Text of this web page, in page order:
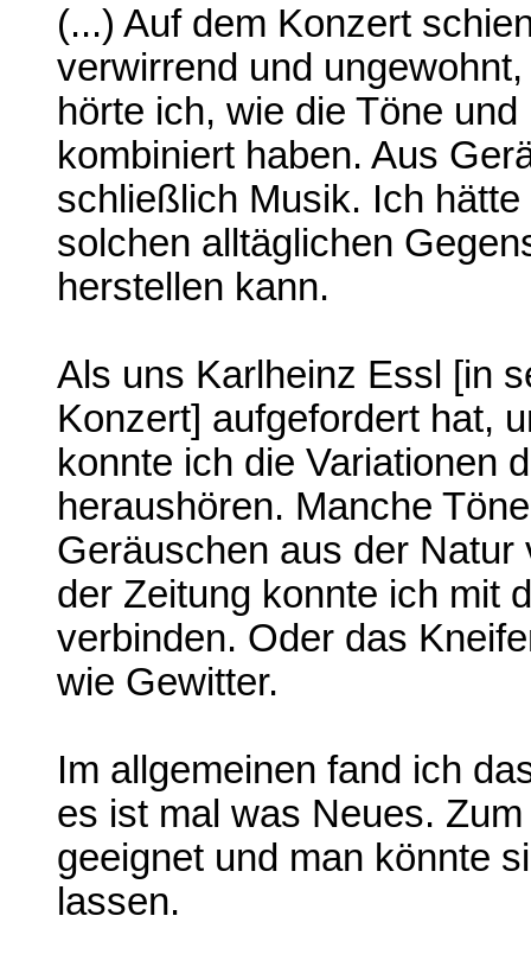
(...) Auf dem Konzert
verwirrend und
hörte ich, wie die Töne
kombiniert haben. Aus
schließlich Musik. Ich
solchen alltäglichen
herstellen kann.
Als uns Karlheinz Essl [in
Konzert] aufgefordert hat,
konnte ich die Variationen
heraushören. Manche
Geräuschen aus der
der Zeitung konnte ich mit
verbinden. Oder das
wie Gewitter.
Im allgemeinen fand ich
es ist mal was Neues.
geeignet und man könnte
lassen.